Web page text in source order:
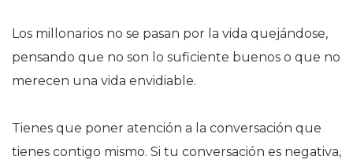
Los millonarios no se pasan por la vida quejándose,
pensando que no son lo suficiente buenos o que no
merecen una vida envidiable.
Tienes que poner atención a la conversación que
tienes contigo mismo. Si tu conversación es negativa,